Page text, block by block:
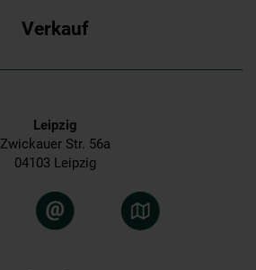
Verkauf
Leipzig
Zwickauer Str. 56a
04103 Leipzig